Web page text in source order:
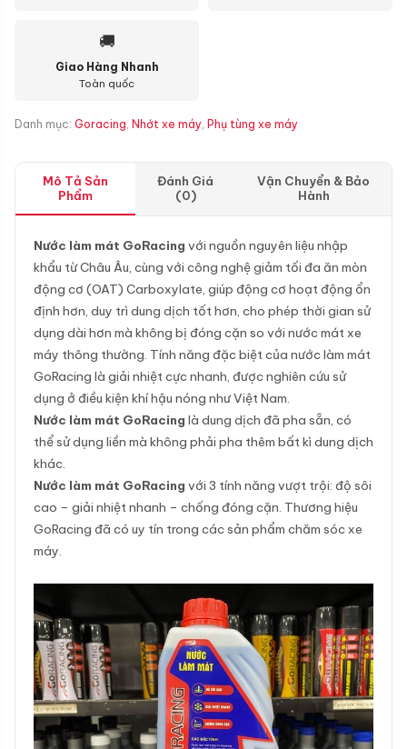
🚚
Giao Hàng Nhanh
Toàn quốc
Danh mục: Goracing, Nhớt xe máy, Phụ tùng xe máy
Mô Tả Sản
Phẩm
Đánh Giá
(0)
Vận Chuyển & Bảo
Hành
Nước làm mát GoRacing với nguồn nguyên liệu nhập
khẩu từ Châu Âu, cùng với công nghệ giảm tối đa ăn mòn
động cơ (OAT) Carboxylate, giúp động cơ hoạt động ổn
định hơn, duy trì dung dịch tốt hơn, cho phép thời gian sử
dụng dài hơn mà không bị đóng cặn so với nước mát xe
máy thông thường. Tính năng đặc biệt của nước làm mát
GoRacing là giải nhiệt cực nhanh, được nghiên cứu sử
dụng ở điều kiện khí hậu nóng như Việt Nam.
Nước làm mát GoRacing là dung dịch đã pha sẵn, có
thể sử dụng liền mà không phải pha thêm bất kì dung dịch
khác.
Nước làm mát GoRacing với 3 tính năng vượt trội: độ sôi
cao – giải nhiệt nhanh – chống đóng cặn. Thương hiệu
GoRacing đã có uy tín trong các sản phẩm chăm sóc xe
máy.